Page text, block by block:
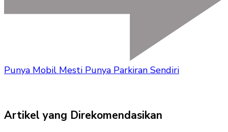
Punya Mobil Mesti Punya Parkiran Sendiri
Artikel yang Direkomendasikan